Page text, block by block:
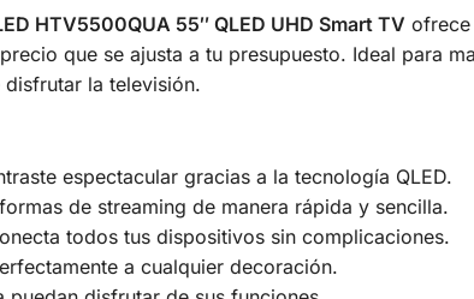
HTV5500QUA 55″ QLED UHD Smart TV ofrece
que se ajusta a tu presupuesto. Ideal para
la televisión.
espectacular gracias a la tecnología QLED.
de streaming de manera rápida y sencilla.
todos tus dispositivos sin complicaciones.
a cualquier decoración.